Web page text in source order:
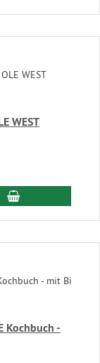
WEST
In den
Kochbuch -